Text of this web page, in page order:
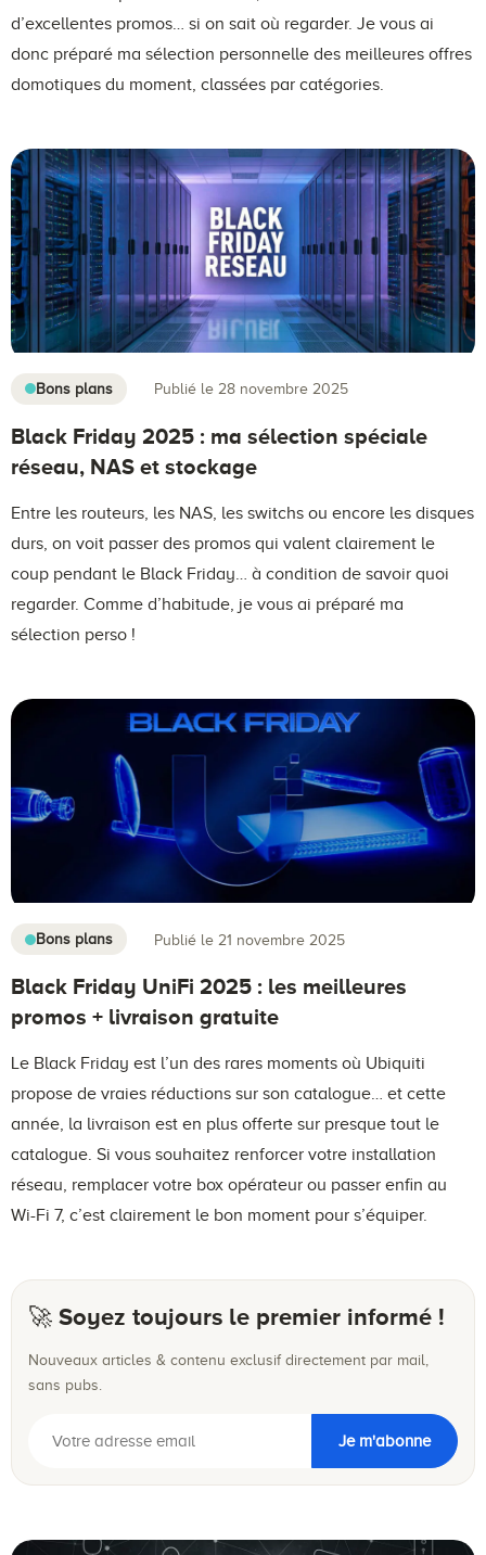
d’excellentes promos… si on sait où regarder. Je vous ai
donc préparé ma sélection personnelle des meilleures offres
domotiques du moment, classées par catégories.
Bons plans Publié le 28 novembre 2025
Black Friday 2025 : ma sélection spéciale
réseau, NAS et stockage
Entre les routeurs, les NAS, les switchs ou encore les disques
durs, on voit passer des promos qui valent clairement le
coup pendant le Black Friday… à condition de savoir quoi
regarder. Comme d’habitude, je vous ai préparé ma
sélection perso !
Bons plans Publié le 21 novembre 2025
Black Friday UniFi 2025 : les meilleures
promos + livraison gratuite
Le Black Friday est l’un des rares moments où Ubiquiti
propose de vraies réductions sur son catalogue… et cette
année, la livraison est en plus offerte sur presque tout le
catalogue. Si vous souhaitez renforcer votre installation
réseau, remplacer votre box opérateur ou passer enfin au
Wi-Fi 7, c’est clairement le bon moment pour s’équiper.
🚀 Soyez toujours le premier informé !
Nouveaux articles & contenu exclusif directement par mail,
sans pubs.
Je m'abonne